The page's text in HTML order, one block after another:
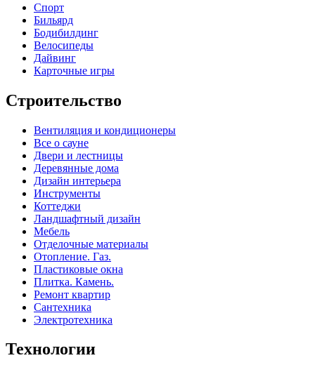
Спорт
Бильярд
Бодибилдинг
Велосипеды
Дайвинг
Карточные игры
Строительство
Вентиляция и кондиционеры
Все о сауне
Двери и лестницы
Деревянные дома
Дизайн интерьера
Инструменты
Коттеджи
Ландшафтный дизайн
Мебель
Отделочные материалы
Отопление. Газ.
Пластиковые окна
Плитка. Камень.
Ремонт квартир
Сантехника
Электротехника
Технологии